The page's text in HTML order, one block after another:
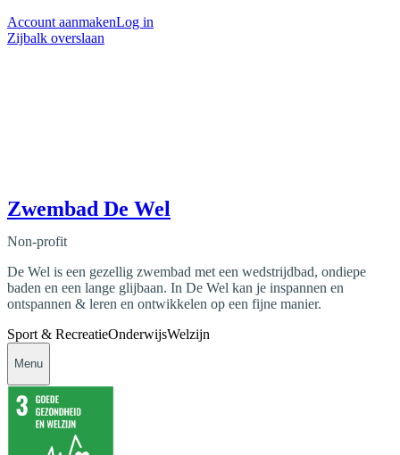
Account aanmakenLog in
Zijbalk overslaan
Zwembad De Wel
Non-profit
De Wel is een gezellig zwembad met een wedstrijdbad, ondiepe
baden en een lange glijbaan. In De Wel kan je inspannen en
ontspannen & leren en ontwikkelen op een fijne manier.
Sport & RecreatieOnderwijsWelzijn
Menu